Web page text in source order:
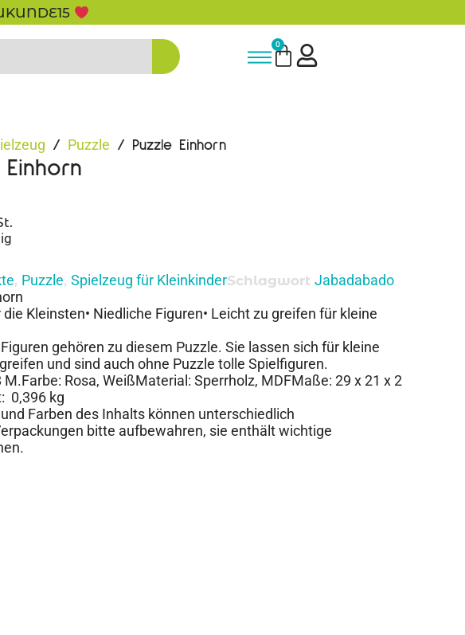
0
/ Puzzle / Puzzle Einhorn
, Puzzle, Spielzeug für KleinkinderSchlagwort Jabadabado
die Kleinsten• Niedliche Figuren• Leicht zu greifen für kleine
gehören zu diesem Puzzle. Sie lassen sich für kleine
und sind auch ohne Puzzle tolle Spielfiguren.
M.Farbe: Rosa, WeißMaterial: Sperrholz, MDFMaße: 29 x 21 x 2
0,396 kg
Farben des Inhalts können unterschiedlich
bitte aufbewahren, sie enthält wichtige